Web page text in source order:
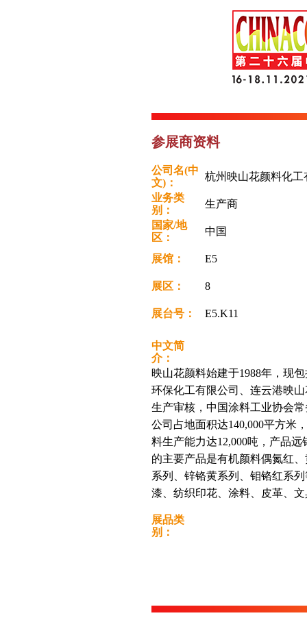
参展商资料
公司名(中
文)：
杭州映山花颜料化
业务类
别：
生产商
国家/地
区：
中国
展馆： E5
展区： 8
展台号： E5.K11
中文简
介：
映山花颜料始建于1988年，现
环保化工有限公司、连云港映
生产审核，中国涂料工业协会
公司占地面积达140,000平方米
料生产能力达12,000吨，产品
的主要产品是有机颜料偶氮红
系列、锌铬黄系列、钼铬红系
漆、纺织印花、涂料、皮革、
展品类
别：